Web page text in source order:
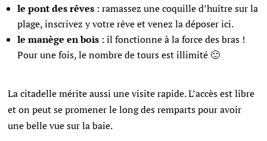
le pont des rêves : ramassez une coquille d’huitre sur la
plage, inscrivez y votre rêve et venez la déposer ici.
le manège en bois : il fonctionne à la force des bras !
Pour une fois, le nombre de tours est illimité 🙂
La citadelle mérite aussi une visite rapide. L’accès est libre
et on peut se promener le long des remparts pour avoir
une belle vue sur la baie.